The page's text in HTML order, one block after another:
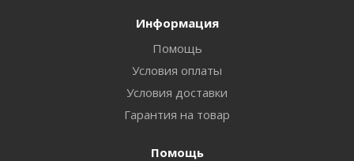
Информация
Помощь
Условия оплаты
Условия доставки
Гарантия на товар
Помощь